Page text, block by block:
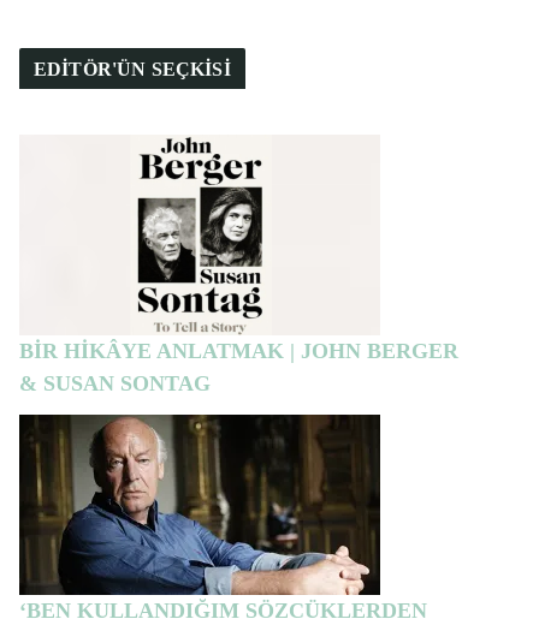
EDİTÖR'ÜN SEÇKİSİ
BİR HİKÂYE ANLATMAK | JOHN BERGER
& SUSAN SONTAG
‘BEN KULLANDIĞIM SÖZCÜKLERDEN